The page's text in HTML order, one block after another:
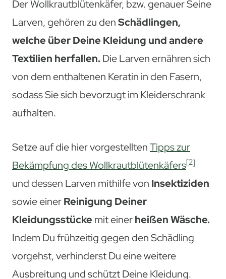
Der Wollkrautblütenkäfer, bzw. genauer Seine
Larven, gehören zu denSchädlingen,
welche über Deine Kleidung und andere
Textilien herfallen. Die Larven ernähren sich
von dem enthaltenen Keratin in den Fasern,
sodass Sie sich bevorzugt im Kleiderschrank
aufhalten.
Setze auf die hier vorgestelltenTipps zur
Bekämpfung des Wollkrautblütenkäfers[2]
und dessen Larven mithilfe von Insektiziden
sowie einerReinigung Deiner
Kleidungsstücke mit einerheißen Wäsche.
Indem Du frühzeitig gegen den Schädling
vorgehst, verhinderst Du eine weitere
Ausbreitung und schützt Deine Kleidung.